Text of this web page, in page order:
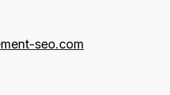
seo.com